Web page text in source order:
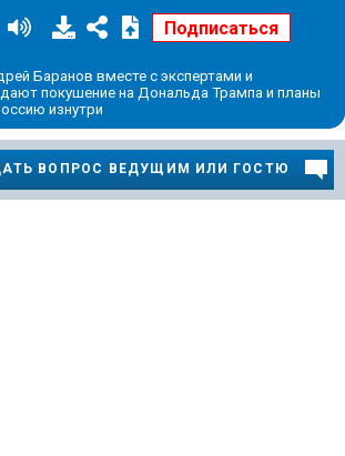
Баранов вместе с экспертами и
покушение на Дональда Трампа и планы
изнутри
ВОПРОС ВЕДУЩИМ ИЛИ ГОСТЮ